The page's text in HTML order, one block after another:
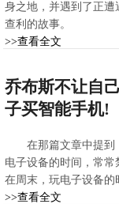
身之地，并遇到了正
查利的故事。
>>查看全文
乔布斯不让自
子买智能手机!
在那篇文章中提
电子设备的时间，常
在周末，玩电子设备的
>>查看全文